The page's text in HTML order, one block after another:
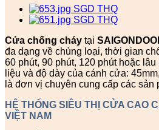
Cửa chống cháy tại
đa dạng về chủng loại, thời gian
60 phút, 90 phút, 120 phút hoặc
liệu và độ dày của cánh cửa:
là đơn vị chuyên cung cấp các
HỆ THỐNG SIÊU THỊ CỬA CAO
VIỆT NAM